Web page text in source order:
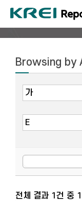
Browsing by
전체 결과 1건 중